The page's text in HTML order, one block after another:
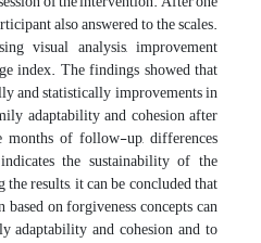
also answered to the scales.
visual analysis, improvement
index. The findings showed that
and statistically improvements in
adaptability and cohesion after
of follow-up, differences
the sustainability of the
results, it can be concluded that
on forgiveness concepts can
adaptability and cohesion and to